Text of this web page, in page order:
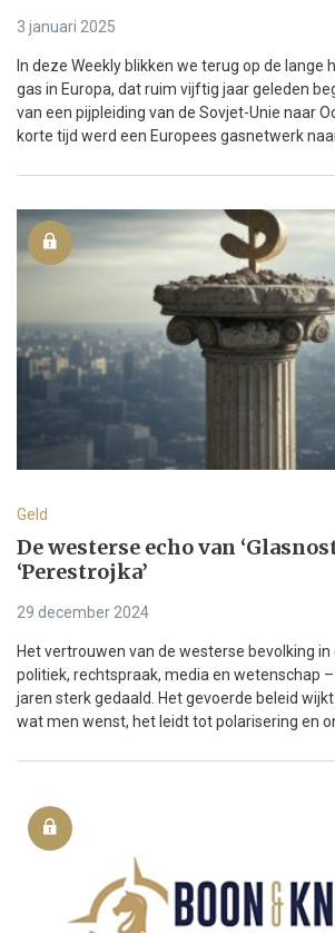
3 januari 2025
In deze Weekly blikken we terug op de lange
gas in Europa, dat ruim vijftig jaar geleden
van een pijpleiding van de Sovjet-Unie naar
korte tijd werd een Europees gasnetwerk
Geld
De westerse echo van
‘Perestrojka’
29 december 2024
Het vertrouwen van de westerse bevolking
politiek, rechtspraak, media en wetenschap
jaren sterk gedaald. Het gevoerde beleid
wat men wenst, het leidt tot polarisering en